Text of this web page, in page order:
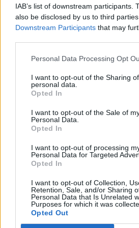
IAB’s list of downstream participants.
also be disclosed by us to third
Downstream Participants that may
Personal Data Processing Opt
I want to opt-out of the Sharing
personal data.
Opted In
I want to opt-out of the Sale of
Personal Data.
Opted In
I want to opt-out of processing
Personal Data for Targeted
Opted In
I want to opt-out of Collection,
Retention, Sale, and/or Sharing
Personal Data that Is Unrelated
Purposes for which it was
Opted Out
BUSTO ARSIZIO
Green School: la natura
con il comprensivo